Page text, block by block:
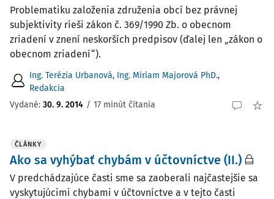
Problematiku založenia združenia obcí bez právnej
subjektivity rieši zákon č. 369/1990 Zb. o obecnom
zriadení v znení neskorších predpisov (ďalej len „zákon o
obecnom zriadení“).
Ing. Terézia Urbanová, Ing. Miriam Majorová PhD.,
Redakcia
Vydané: 30. 9. 2014 / 17 minút čítania
ČLÁNKY
Ako sa vyhýbať chybám v účtovníctve (II.)
V predchádzajúce časti sme sa zaoberali najčastejšie sa
vyskytujúcimi chybami v účtovníctve a v tejto ­časti